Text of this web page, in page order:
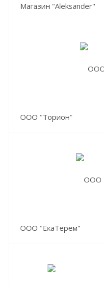
Магазин "Aleksander"
ООО "Торион"
ООО "ЕкаТерем"